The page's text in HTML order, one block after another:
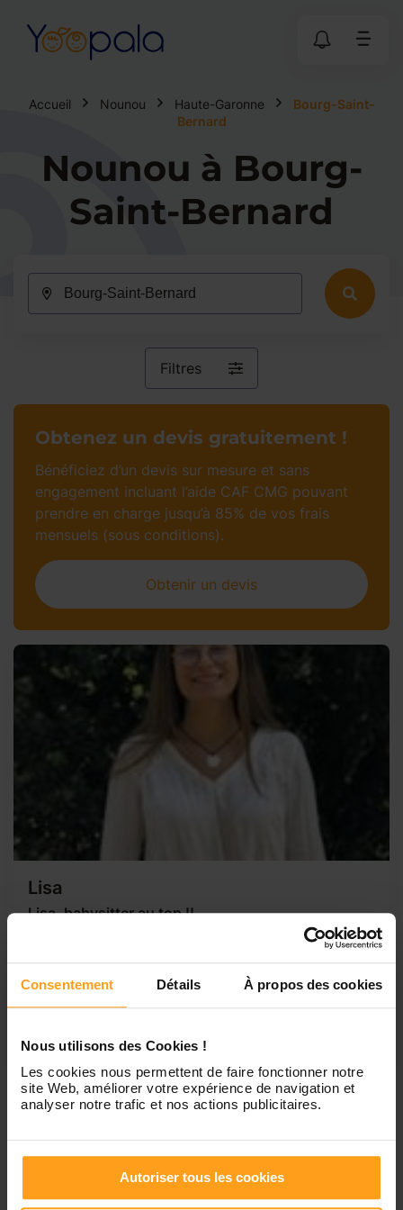
Consentement Détails À propos des cookies
Nous utilisons des Cookies !
Les cookies nous permettent de faire fonctionner notre
site Web, améliorer votre expérience de navigation et
analyser notre trafic et nos actions publicitaires.
Autoriser tous les cookies
Accueil Nounou Haute-Garonne
Bourg-Saint-
Bernard
Nounou à Bourg-
Saint-Bernard
Filtres
Lisa
Lisa, babysitter au top !!
Bonjour; Je serais ravie de mettre mon expérience et ma
économie Sociale Familial ainsi qu'en licence science de
l'éducation, à la fin de mes études je vais me diriger vers le
Obtenez un devis gratuitement !
Bénéficiez d’un devis sur mesure et sans
engagement incluant l’aide CAF CMG pouvant
prendre en charge jusqu’à 85% de vos frais
mensuels (sous conditions).
Obtenir un devis
1
Petites annonces de